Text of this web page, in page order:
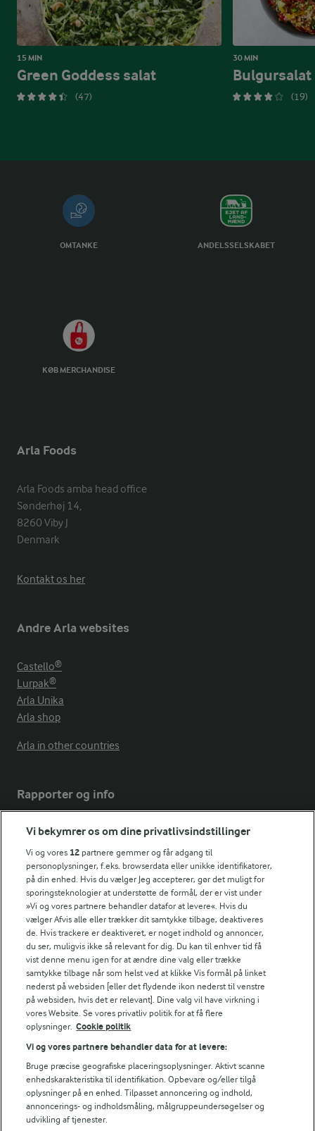
15 MIN
Green Goddess salat
(47)
30 MIN
Bulgursalat
(19)
OMTANKE ANDELSSELSKABET
KØB MERCHANDISE
Arla Foods
Arla Foods amba head office
Sønderhøj 14,
8260 Viby J
Denmark
Kontakt os her
Andre Arla websites
Castello®
Lurpak®
Arla Unika
Arla shop
Arla in other countries
Rapporter og info
Årsrapport
FarmAhead™ Check rapport
Andelshaverinfo: Mælkepris
Fødevarestyrelsens smiley-rapporter for Arla Foods
Fødevarestyrelsens smiley-rapporter for Jörd
Fødevarestyrelsens smiley-rapporter for Lurpak PB
Følg
© 2026 Arla Foods
Vælg en anden cookies
Vi bekymrer os om dine privatlivsindstillinger
Vi og vores 12 partnere gemmer og får adgang til
personoplysninger, f.eks. browserdata eller unikke identifikatorer,
på din enhed. Hvis du vælger Jeg accepterer, gør det muligt for
sporingsteknologier at understøtte de formål, der er vist under
»Vi og vores partnere behandler datafor at levere«. Hvis du
vælger Afvis alle eller trækker dit samtykke tilbage, deaktiveres
de. Hvis trackere er deaktiveret, er noget indhold og annoncer,
du ser, muligvis ikke så relevant for dig. Du kan til enhver tid få
vist denne menu igen for at ændre dine valg eller trække
samtykke tilbage når som helst ved at klikke Vis formål på linket
nederst på websiden [eller det flydende ikon nederst til venstre
på websiden, hvis det er relevant]. Dine valg vil have virkning i
vores Website. Se vores privatliv politik for at få flere
oplysninger. Cookie politik
Vi og vores partnere behandler data for at levere:
Bruge præcise geografiske placeringsoplysninger. Aktivt scanne
enhedskarakteristika til identifikation. Opbevare og/eller tilgå
oplysninger på en enhed. Tilpasset annoncering og indhold,
annoncerings- og indholdsmåling, målgruppeundersøgelser og
udvikling af tjenester.